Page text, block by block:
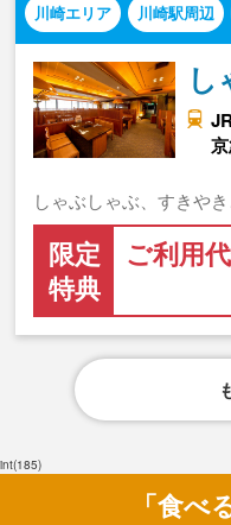
川崎エリア 川崎駅周辺
し
しゃぶしゃぶ、すきや
限定
特典
ご利用
int(185)
「食